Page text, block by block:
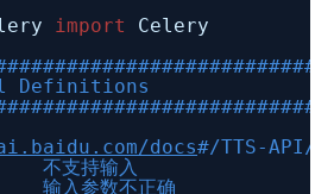
import
Celery
Definitions
docs#/TTS-API/
不支持输入
输入参数不正确